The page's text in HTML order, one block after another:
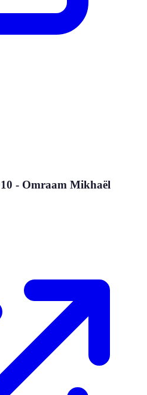
- Omraam Mikhaël